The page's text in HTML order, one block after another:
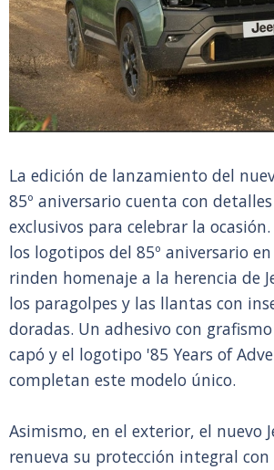
La edición de lanzamiento del
85º aniversario cuenta con
exclusivos para celebrar la
los logotipos del 85º aniversario
rinden homenaje a la herencia de
los paragolpes y las llantas con
doradas. Un adhesivo con
capó y el logotipo '85 Years of
completan este modelo único.
Asimismo, en el exterior, el nuevo
renueva su protección integral con